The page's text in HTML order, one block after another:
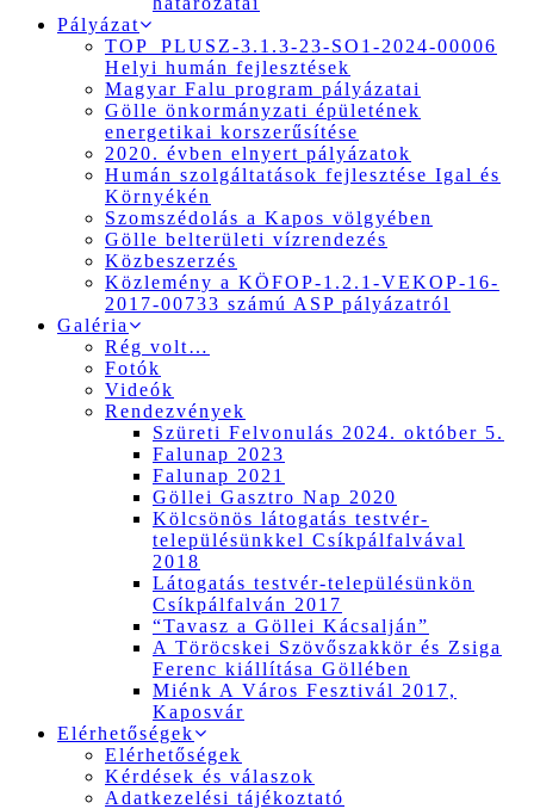
Pályázat
TOP_PLUSZ-3.1.3-23-SO1-2024-00006
Helyi humán fejlesztések
Magyar Falu program pályázatai
Gölle önkormányzati épületének
energetikai korszerűsítése
2020. évben elnyert pályázatok
Humán szolgáltatások fejlesztése Igal és
Környékén
Szomszédolás a Kapos völgyében
Gölle belterületi vízrendezés
Közbeszerzés
Közlemény a KÖFOP-1.2.1-VEKOP-16-
2017-00733 számú ASP pályázatról
Galéria
Rég volt…
Fotók
Videók
Rendezvények
Szüreti Felvonulás 2024. október 5.
Falunap 2023
Falunap 2021
Göllei Gasztro Nap 2020
Kölcsönös látogatás testvér-
településünkkel Csíkpálfalvával
2018
Látogatás testvér-településünkön
Csíkpálfalván 2017
“Tavasz a Göllei Kácsalján”
A Töröcskei Szövőszakkör és Zsiga
Ferenc kiállítása Göllében
Miénk A Város Fesztivál 2017,
Kaposvár
Elérhetőségek
Elérhetőségek
Kérdések és válaszok
Adatkezelési tájékoztató